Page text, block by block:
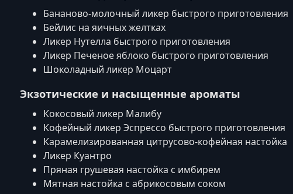
Бананово-молочный ликер быстрого приготовления
Бейлис на яичных желтках
Ликер Нутелла быстрого приготовления
Ликер Печеное яблоко быстрого приготовления
Шоколадный ликер Моцарт
Экзотические и насыщенные ароматы
Кокосовый ликер Малибу
Кофейный ликер Эспрессо быстрого приготовления
Карамелизированная цитрусово-кофейная настойка
Ликер Куантро
Пряная грушевая настойка с имбирем
Мятная настойка с абрикосовым соком